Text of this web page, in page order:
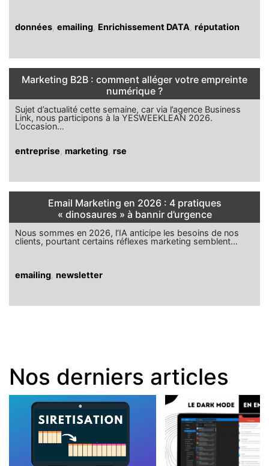
données emailing Enrichissement DATA réputation
Marketing B2B : comment alléger votre empreinte
numérique ?
Sujet d’actualité cette semaine, car via l’agence Business
Link, nous participons à la YESWEEKLEAN 2026.
L’occasion…
entreprise marketing rse
Email Marketing en 2026 : 4 pratiques
« dinosaures » à bannir d’urgence
Nous sommes en 2026, l’IA anticipe les besoins de nos
clients, pourtant certains réflexes marketing semblent…
emailing newsletter
Nos derniers articles